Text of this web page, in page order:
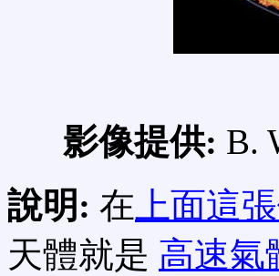
影像提供: B.
說明: 在 上面這
天體就是 高速氣